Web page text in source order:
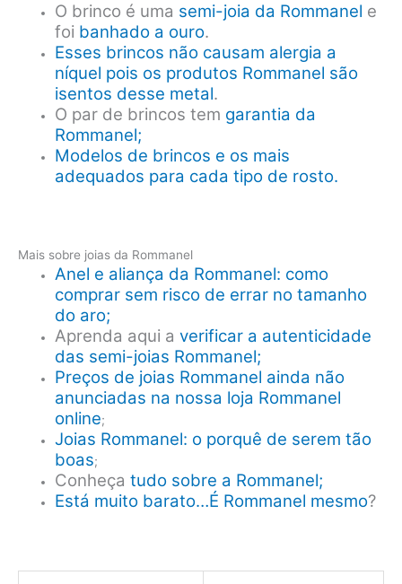
O brinco é uma semi-joia da Rommanel e
foi banhado a ouro.
Esses brincos não causam alergia a
níquel pois os produtos Rommanel são
isentos desse metal.
O par de brincos tem garantia da
Rommanel;
Modelos de brincos e os mais
adequados para cada tipo de rosto.
Mais sobre joias da Rommanel
Anel e aliança da Rommanel: como
comprar sem risco de errar no tamanho
do aro;
Aprenda aqui averificar a autenticidade
das semi-joias Rommanel;
Preços de joias Rommanel ainda não
anunciadas na nossa loja Rommanel
online;
Joias Rommanel: o porquê de serem tão
boas;
Conheçatudo sobre a Rommanel;
Está muito barato…É Rommanel mesmo?